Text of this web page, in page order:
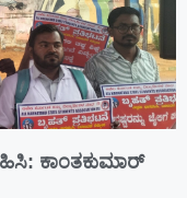
ಕಾಂತಕುಮಾರ್